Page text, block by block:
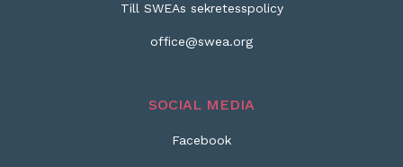
Till SWEAs sekretesspolicy
office@swea.org
SOCIAL MEDIA
Facebook